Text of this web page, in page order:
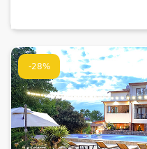
-28%